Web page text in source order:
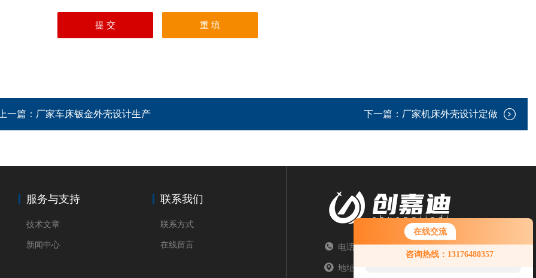
在线交流
咨询热线：13176480357
您好！欢迎前来咨询，很高兴为您
服务，请问您要咨询什么问题呢？
一篇： 厂家车床钣金外壳设计生产 下一篇： 厂家机床外壳设计定做
服务与支持
技术文章
新闻中心
联系我们
联系方式
在线留言 电话：TEL
地址：ADDRESS